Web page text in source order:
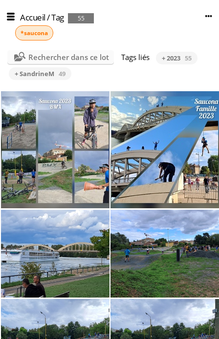
Accueil/Tag
55
*saucona
Rechercher dans ce lot Tags liés + 2023 55
+ SandrineM 49